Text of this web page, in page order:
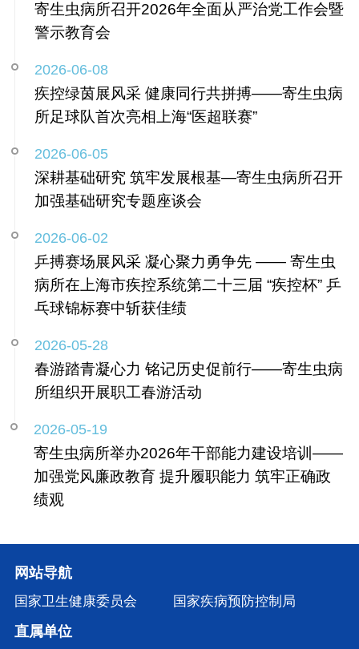
寄生虫病所召开2026年全面从严治党工作会暨
警示教育会
2026-06-08
疾控绿茵展风采 健康同行共拼搏——寄生虫病
所足球队首次亮相上海“医超联赛”
2026-06-05
深耕基础研究 筑牢发展根基—寄生虫病所召开
加强基础研究专题座谈会
2026-06-02
乒搏赛场展风采 凝心聚力勇争先 —— 寄生虫
病所在上海市疾控系统第二十三届 “疾控杯” 乒
乓球锦标赛中斩获佳绩
2026-05-28
春游踏青凝心力 铭记历史促前行——寄生虫病
所组织开展职工春游活动
2026-05-19
寄生虫病所举办2026年干部能力建设培训——
加强党风廉政教育 提升履职能力 筑牢正确政
绩观
网站导航
国家卫生健康委员会 国家疾病预防控制局
直属单位